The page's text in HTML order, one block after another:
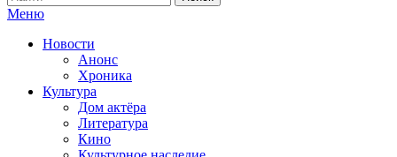
Меню
Новости
Анонс
Хроника
Культура
Дом актёра
Литература
Кино